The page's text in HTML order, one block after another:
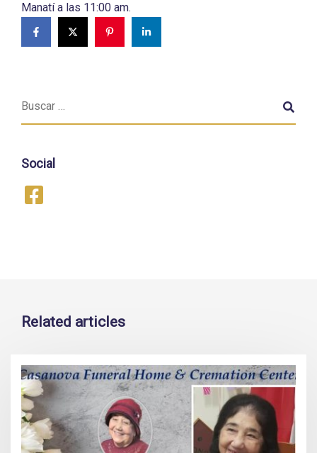
Manatí a las 11:00 am.
Social
Related articles